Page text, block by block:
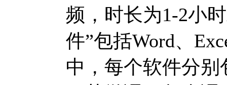
频，时长为1-2小
件”包括Word、
中，每个软件分别